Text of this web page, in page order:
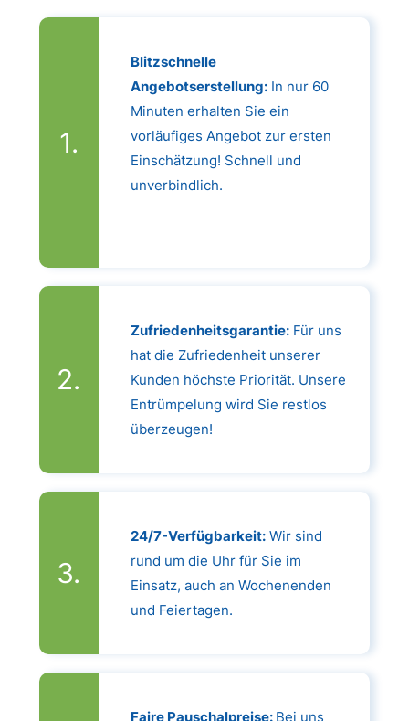
Blitzschnelle
Angebotserstellung:In nur 60
Minuten erhalten Sie ein
vorläufiges Angebot zur ersten
Einschätzung! Schnell und
unverbindlich.
Zufriedenheitsgarantie:Für uns
hat die Zufriedenheit unserer
Kunden höchste Priorität. Unsere
Entrümpelung wird Sie restlos
überzeugen!
24/7-Verfügbarkeit:Wir sind
rund um die Uhr für Sie im
Einsatz, auch an Wochenenden
und Feiertagen.
Faire Pauschalpreise: Bei uns